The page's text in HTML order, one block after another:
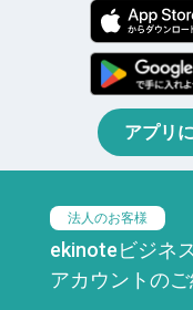
アプリ
法人のお客様
ekinoteビジネス
アカウントの